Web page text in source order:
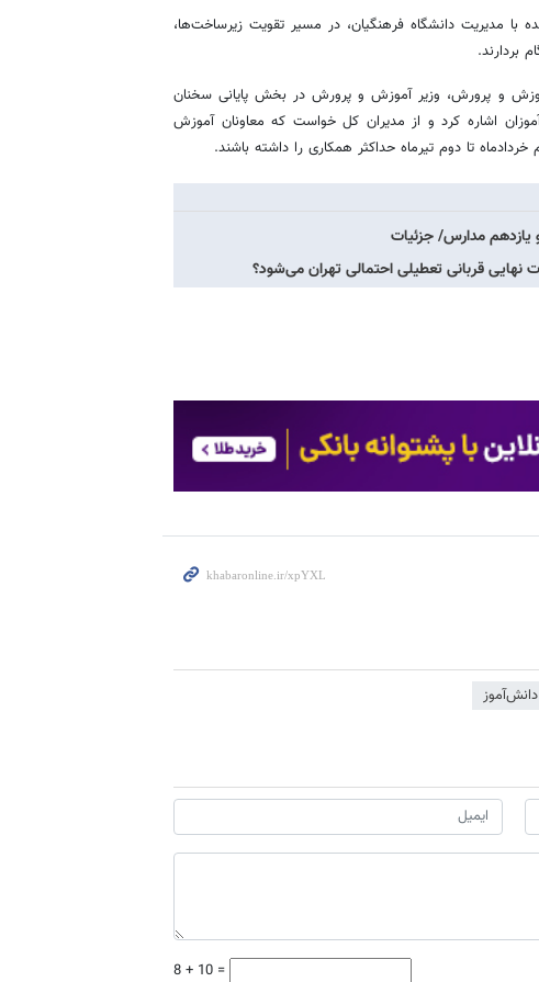
با مدیریت دانشگاه فرهنگیان، در مسیر تقویت زیرساخت‌ها،
بردارند.
و پرورش، وزیر آموزش و پرورش در بخش پایانی سخنان
اشاره کرد و از مدیران کل خواست که معاونان آموزش
تا دوم تیرماه حداکثر همکاری را داشته باشند.
یازدهم مدارس/ جزئیات
نهایی قربانی تعطیلی احتمالی تهران می‌شود؟
دانش‌آموز
8 + 10 =